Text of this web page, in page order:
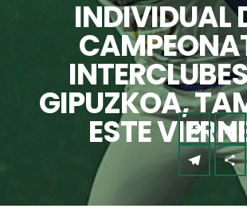
INDIVIDUAL
GIPUZKOA,
ESTE